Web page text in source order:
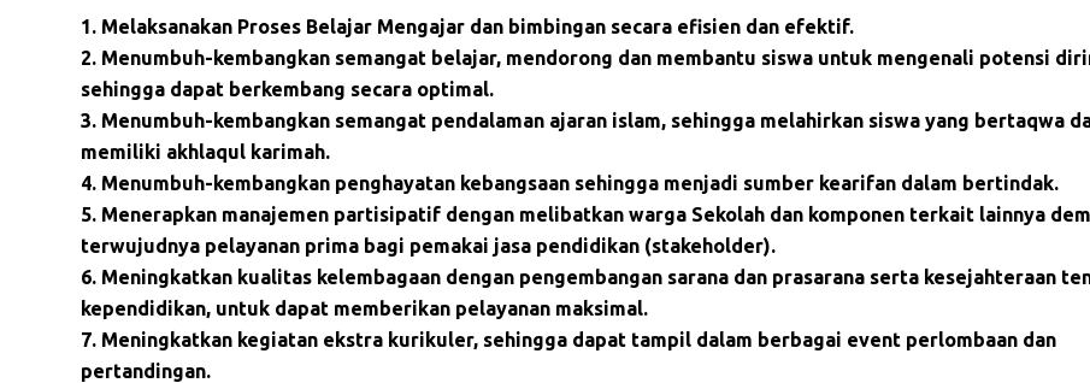
Melaksanakan Proses Belajar Mengajar dan bimbingan secara efisien dan efektif.
Menumbuh-kembangkan semangat belajar, mendorong dan membantu siswa untuk mengenali potensi
sehingga dapat berkembang secara optimal.
Menumbuh-kembangkan semangat pendalaman ajaran islam, sehingga melahirkan siswa yang bertaqwa
memiliki akhlaqul karimah.
Menumbuh-kembangkan penghayatan kebangsaan sehingga menjadi sumber kearifan dalam bertindak.
Menerapkan manajemen partisipatif dengan melibatkan warga Sekolah dan komponen terkait lainnya
terwujudnya pelayanan prima bagi pemakai jasa pendidikan (stakeholder).
Meningkatkan kualitas kelembagaan dengan pengembangan sarana dan prasarana serta kesejahteraan
kependidikan, untuk dapat memberikan pelayanan maksimal.
Meningkatkan kegiatan ekstra kurikuler, sehingga dapat tampil dalam berbagai event perlombaan dan
pertandingan.